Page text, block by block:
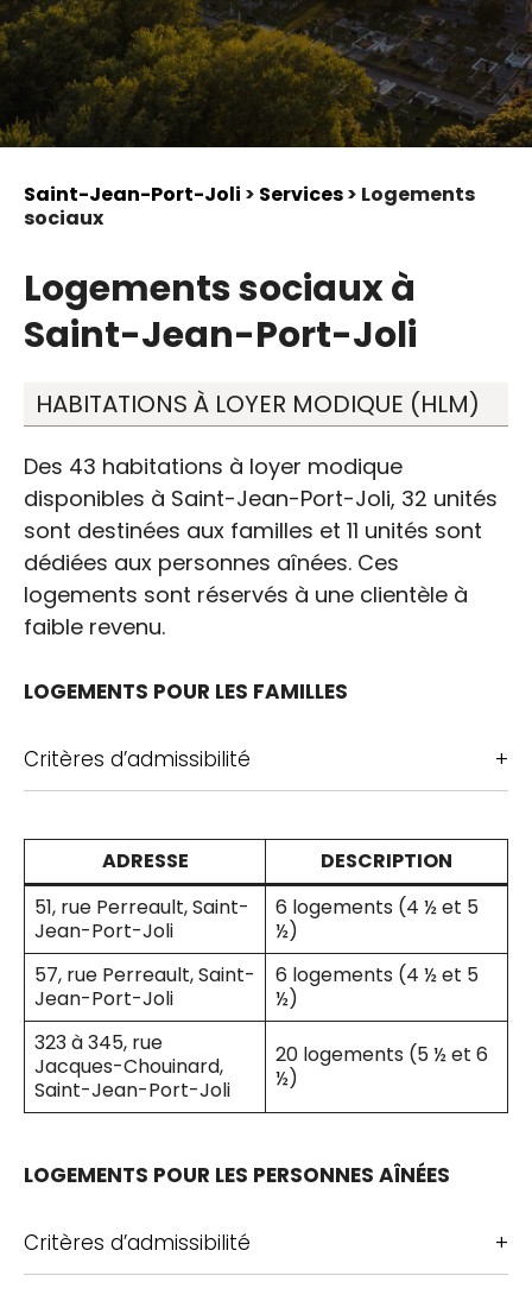
Logements sociaux
Saint-Jean-Port-Joli > Services> Logements
sociaux
Logements sociaux à
Saint-Jean-Port-Joli
HABITATIONS À LOYER MODIQUE (HLM)
Des 43 habitations à loyer modique
disponibles à Saint-Jean-Port-Joli, 32 unités
sont destinées aux familles et 11 unités sont
dédiées aux personnes aînées. Ces
logements sont réservés à une clientèle à
faible revenu.
LOGEMENTS POUR LES FAMILLES
Critères d’admissibilité
ADRESSE
DESCRIPTION
51, rue Perreault, Saint-
Jean-Port-Joli
6 logements (4 ½ et 5
½)
57, rue Perreault, Saint-
Jean-Port-Joli
6 logements (4 ½ et 5
½)
323 à 345, rue
Jacques-Chouinard,
Saint-Jean-Port-Joli
20 logements (5 ½ et 6
½)
LOGEMENTS POUR LES PERSONNES AÎNÉES
Critères d’admissibilité